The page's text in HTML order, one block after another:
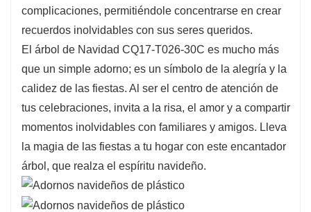
decoraciones navideñas. Ya sea que elija
adornos clásicos, bolas de colores o una
estética más moderna, este árbol se adapta a
todos los estilos y temas. Decorar se convierte
en una alegre actividad familiar, fomentando la
creatividad y la unión mientras da vida a su
visión festiva.
complicaciones, permitiéndole concentrarse en crear
recuerdos inolvidables con sus seres queridos.
El árbol de Navidad CQ17-T026-30C es mucho más
que un simple adorno; es un símbolo de la alegría y la
calidez de las fiestas. Al ser el centro de atención de
tus celebraciones, invita a la risa, el amor y a compartir
momentos inolvidables con familiares y amigos. Lleva
la magia de las fiestas a tu hogar con este encantador
árbol, que realza el espíritu navideño.